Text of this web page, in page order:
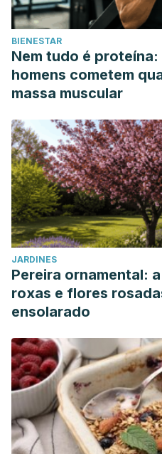
BIENESTAR
Nem tudo é
homens cometem
massa muscular
JARDINES
Pereira ornamental:
roxas e flores
ensolarado